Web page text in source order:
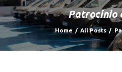
Patrocinio
Home All Posts
CONTACTO
UBICACIÓN